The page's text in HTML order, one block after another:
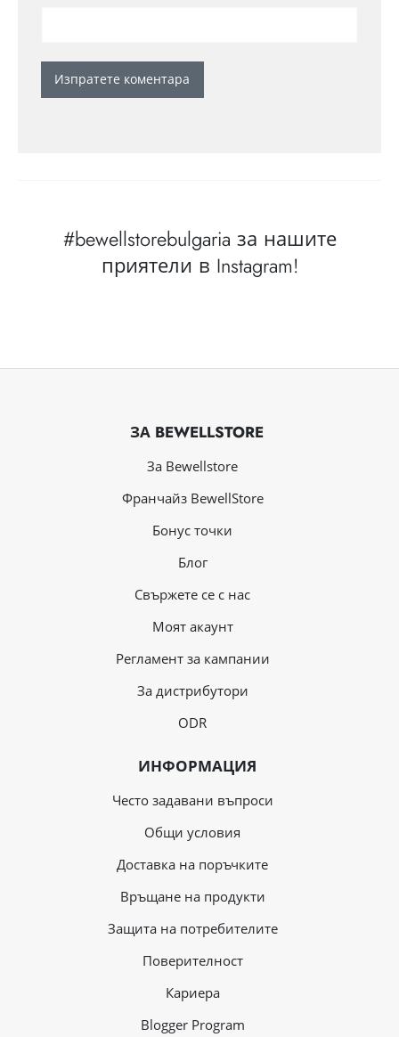
#bewellstorebulgaria за нашите
приятели в Instagram!
ЗА BEWELLSTORE
За Bewellstore
Франчайз BewellStore
Бонус точки
Блог
Свържете се с нас
Mоят акаунт
Регламент за кампании
За дистрибутори
ODR
ИНФОРМАЦИЯ
Често задавани въпроси
Общи условия
Доставка на поръчките
Връщане на продукти
Защита на потребителите
Поверителност
Кариера
Blogger Program